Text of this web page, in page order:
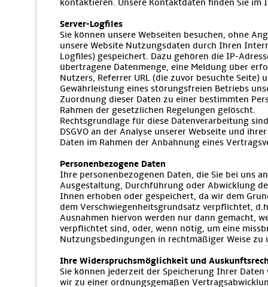
kontaktieren. Unsere Kontaktdaten finden Sie im
Server-Logfiles
Sie können unsere Webseiten besuchen, ohne
unsere Website Nutzungsdaten durch Ihren
Logfiles) gespeichert. Dazu gehören die IP-
übertragene Datenmenge, eine Meldung über
Nutzers, Referrer URL (die zuvor besuchte Seite)
Gewährleistung eines störungsfreien Betriebs
Zuordnung dieser Daten zu einer bestimmten
Rahmen der gesetzlichen Regelungen gelöscht.
Rechtsgrundlage für diese Datenverarbeitung
DSGVO an der Analyse unserer Webseite und
Daten im Rahmen der Anbahnung eines
Personenbezogene Daten
Ihre personenbezogenen Daten, die Sie bei uns
Ausgestaltung, Durchführung oder Abwicklung
Ihnen erhoben oder gespeichert, da wir dem
dem Verschwiegenheitsgrundsatz verpflichtet,
Ausnahmen hiervon werden nur dann gemacht,
verpflichtet sind, oder, wenn nötig, um eine
Nutzungsbedingungen in rechtmäßiger Weise zu
Ihre Widerspruchsmöglichkeit und
Sie können jederzeit der Speicherung Ihrer
wir zu einer ordnungsgemäßen